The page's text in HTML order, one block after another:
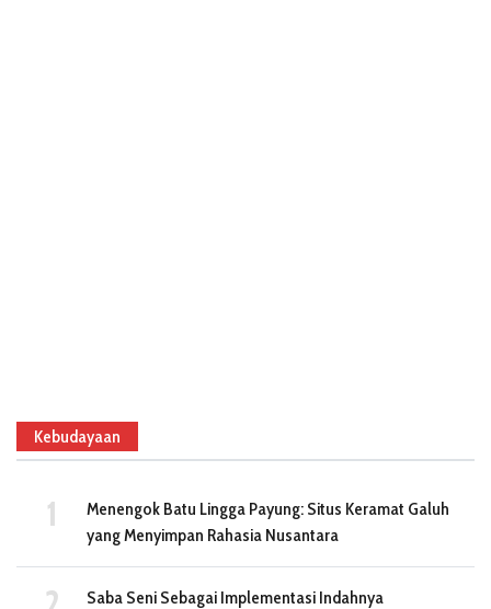
Kebudayaan
Menengok Batu Lingga Payung: Situs Keramat Galuh
yang Menyimpan Rahasia Nusantara
Saba Seni Sebagai Implementasi Indahnya